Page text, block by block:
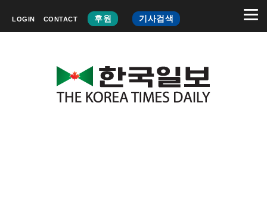
LOGIN CONTACT 후원 기사검색